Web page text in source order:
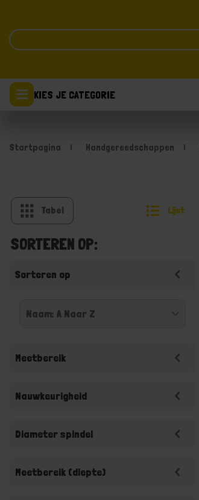
KIES JE CATEGORIE
Startpagina Handgereedschappen
Tabel Lijst
SORTEREN OP:
Sorteren op
Meetbereik
Nauwkeurigheid
Diameter spindel
Meetbereik (diepte)